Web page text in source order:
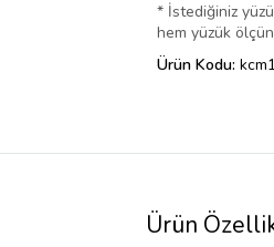
* İstediğiniz
hem yüzük
Ürün Kodu:
Ürün